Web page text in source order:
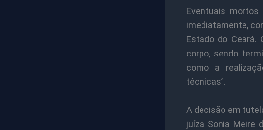
Eventuais
imediatamente,
Estado do Ceará.
corpo, sendo
como a
técnicas”.
A decisão em
juíza Sonia Meire